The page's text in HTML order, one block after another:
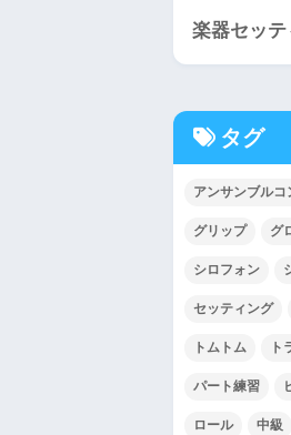
楽器セッ
タグ
アンサンブルコ
グリップ グ
シロフォン
セッティング
トムトム
パート練習
ロール 中級